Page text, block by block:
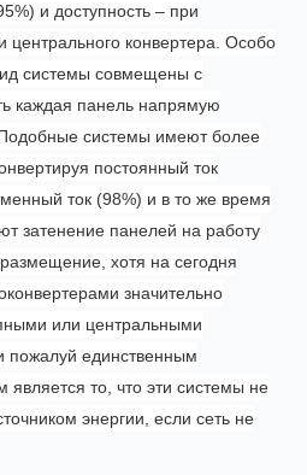
и доступность – при
центрального конвертера. Особо
системы совмещены с
каждая панель напрямую
системы имеют более
постоянный ток
ток (98%) и в то же время
затенение панелей на работу
хотя на сегодня
значительно
или центральными
пожалуй единственным
является то, что эти системы не
энергии, если сеть не